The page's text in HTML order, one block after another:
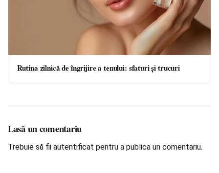
Rutina zilnică de îngrijire a tenului: sfaturi și trucuri
Lasă un comentariu
Trebuie să fii autentificat pentru a publica un comentariu.